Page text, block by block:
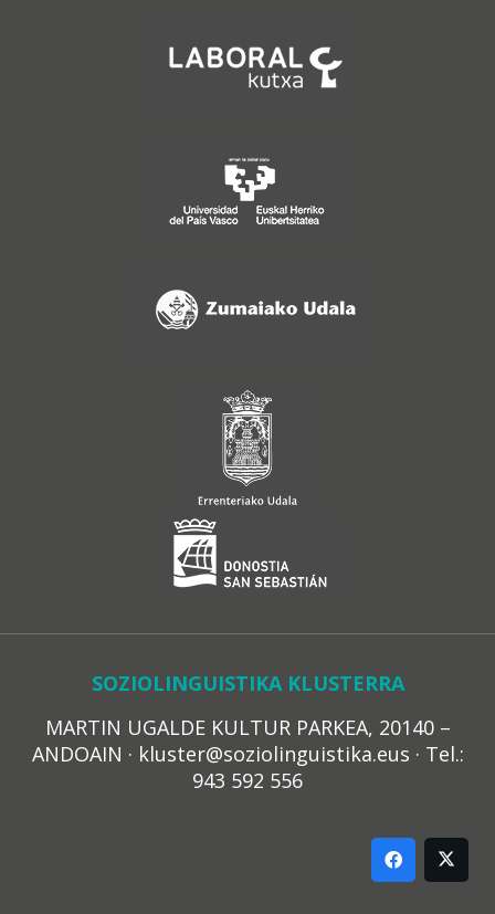
SOZIOLINGUISTIKA KLUSTERRA
MARTIN UGALDE KULTUR PARKEA, 20140 –
ANDOAIN · kluster@soziolinguistika.eus · Tel.:
943 592 556